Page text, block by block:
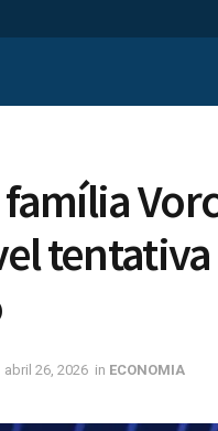
abril 26, 2026 in ECONOMIA